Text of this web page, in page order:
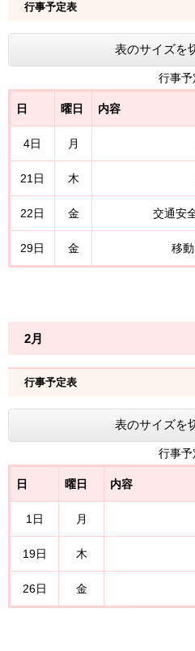
行事予定表
表のサイズを
行事予
日 曜日 内容
4日 月
21日 木
22日 金 交通安
29日 金 移
2月
行事予定表
表のサイズを
行事予
日 曜日 内容
1日 月
19日 木
26日 金